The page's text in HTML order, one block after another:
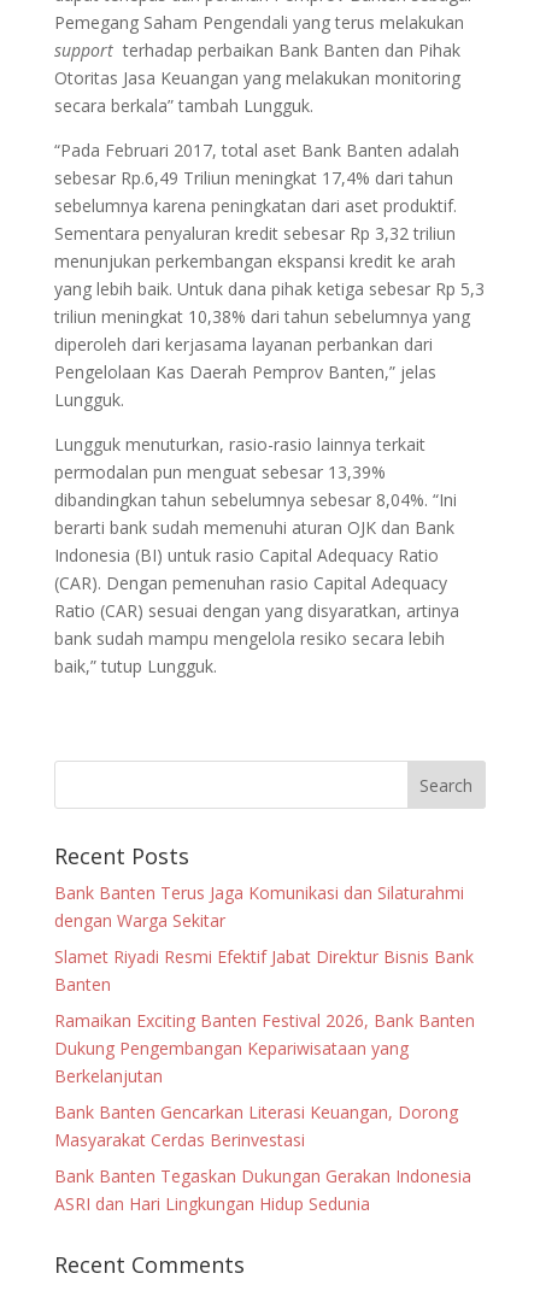
Pemegang Saham Pengendali yang terus melakukan
support terhadap perbaikan Bank Banten dan Pihak
Otoritas Jasa Keuangan yang melakukan monitoring
secara berkala” tambah Lungguk.
“Pada Februari 2017, total aset Bank Banten adalah
sebesar Rp.6,49 Triliun meningkat 17,4% dari tahun
sebelumnya karena peningkatan dari aset produktif.
Sementara penyaluran kredit sebesar Rp 3,32 triliun
menunjukan perkembangan ekspansi kredit ke arah
yang lebih baik. Untuk dana pihak ketiga sebesar Rp 5,3
triliun meningkat 10,38% dari tahun sebelumnya yang
diperoleh dari kerjasama layanan perbankan dari
Pengelolaan Kas Daerah Pemprov Banten,” jelas
Lungguk.
Lungguk menuturkan, rasio-rasio lainnya terkait
permodalan pun menguat sebesar 13,39%
dibandingkan tahun sebelumnya sebesar 8,04%. “Ini
berarti bank sudah memenuhi aturan OJK dan Bank
Indonesia (BI) untuk rasio Capital Adequacy Ratio
(CAR). Dengan pemenuhan rasio Capital Adequacy
Ratio (CAR) sesuai dengan yang disyaratkan, artinya
bank sudah mampu mengelola resiko secara lebih
baik,” tutup Lungguk.
Recent Posts
Bank Banten Terus Jaga Komunikasi dan Silaturahmi
dengan Warga Sekitar
Slamet Riyadi Resmi Efektif Jabat Direktur Bisnis Bank
Banten
Ramaikan Exciting Banten Festival 2026, Bank Banten
Dukung Pengembangan Kepariwisataan yang
Berkelanjutan
Bank Banten Gencarkan Literasi Keuangan, Dorong
Masyarakat Cerdas Berinvestasi
Bank Banten Tegaskan Dukungan Gerakan Indonesia
ASRI dan Hari Lingkungan Hidup Sedunia
Recent Comments